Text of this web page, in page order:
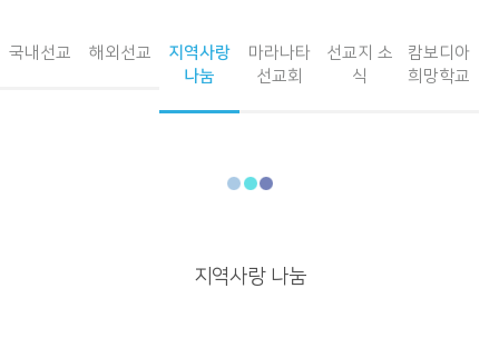
국내선교 해외선교
지역사랑
나눔
마라나타
선교회
선교지 소
식
캄보디아
희망학교
지역사랑 나눔